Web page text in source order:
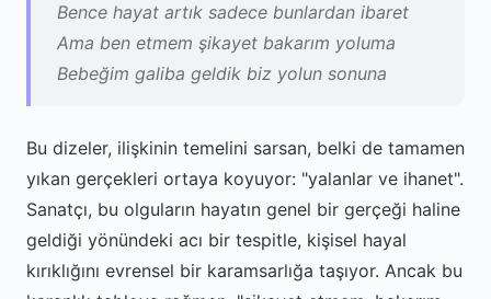
Bence hayat artık sadece bunlardan ibaret
Ama ben etmem şikayet bakarım yoluma
Bebeğim galiba geldik biz yolun sonuna
Bu dizeler, ilişkinin temelini sarsan, belki de tamamen
yıkan gerçekleri ortaya koyuyor: "yalanlar ve ihanet".
Sanatçı, bu olguların hayatın genel bir gerçeği haline
geldiği yönündeki acı bir tespitle, kişisel hayal
kırıklığını evrensel bir karamsarlığa taşıyor. Ancak bu